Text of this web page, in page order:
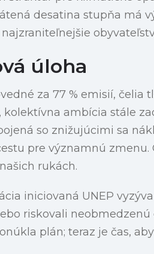
desatina stupňa má
úloha
za 77 % emisií, čelia
kolektívna ambícia stále
so znižujúcimi sa
pre významnú zmenu.
rukách.
iniciovaná UNEP
riskovali
plán; teraz je čas,